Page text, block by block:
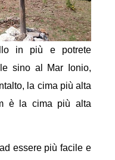
in più e potrete
sino al Mar Ionio,
la cima più alta
è la cima più alta
essere più facile e